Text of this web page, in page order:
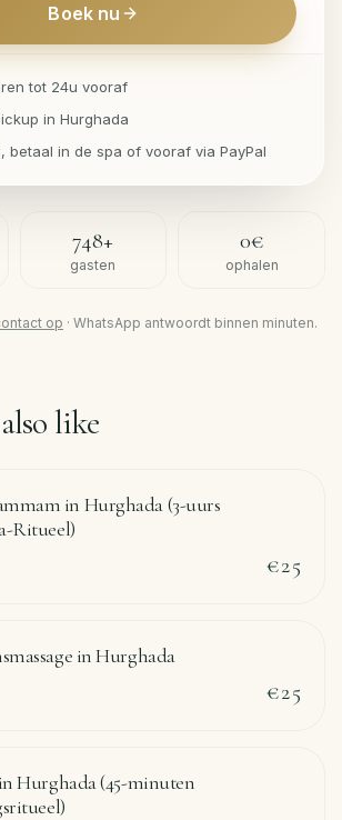
Boek nu
tot 24u vooraf
in Hurghada
betaal in de spa of vooraf via PayPal
748+
gasten
0€
ophalen
op · WhatsApp antwoordt binnen minuten.
like
in Hurghada (3-uurs
Ritueel)
€25
in Hurghada
€25
Hurghada (45-minuten